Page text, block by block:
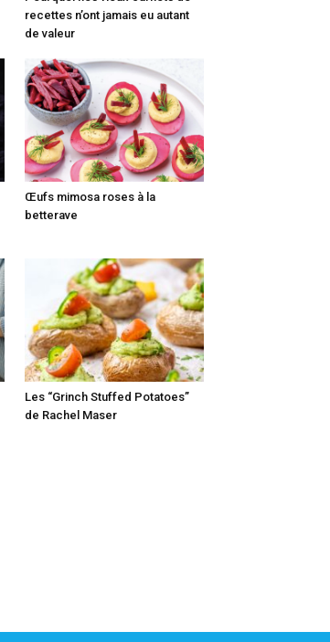
recettes n’ont jamais eu autant
de valeur
Œufs mimosa roses à la
betterave
Les “Grinch Stuffed Potatoes”
de Rachel Maser